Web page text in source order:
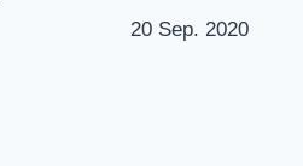
20 Sep. 2020